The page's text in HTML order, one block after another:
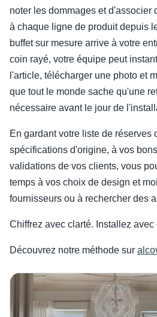
noter les dommages et d'associer
à chaque ligne de produit depuis
buffet sur mesure arrive à votre
coin rayé, votre équipe peut
l'article, télécharger une photo et
que tout le monde sache qu'une
nécessaire avant le jour de
En gardant votre liste de réserves
spécifications d'origine, à vos
validations de vos clients, vous
temps à vos choix de design et
fournisseurs ou à rechercher des
Chiffrez avec clarté. Installez avec
Découvrez notre méthode sur